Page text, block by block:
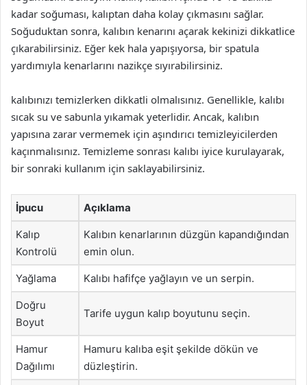
kadar soğuması, kalıptan daha kolay çıkmasını sağlar.
Soğuduktan sonra, kalıbın kenarını açarak kekinizi dikkatlice
çıkarabilirsiniz. Eğer kek hala yapışıyorsa, bir spatula
yardımıyla kenarlarını nazikçe sıyırabilirsiniz.
kalıbınızı temizlerken dikkatli olmalısınız. Genellikle, kalıbı
sıcak su ve sabunla yıkamak yeterlidir. Ancak, kalıbın
yapısına zarar vermemek için aşındırıcı temizleyicilerden
kaçınmalısınız. Temizleme sonrası kalıbı iyice kurulayarak,
bir sonraki kullanım için saklayabilirsiniz.
İpucu Açıklama
Kalıp
Kontrolü
Kalıbın kenarlarının düzgün kapandığından
emin olun.
Yağlama Kalıbı hafifçe yağlayın ve un serpin.
Doğru
Boyut
Tarife uygun kalıp boyutunu seçin.
Hamur
Dağılımı
Hamuru kalıba eşit şekilde dökün ve
düzleştirin.